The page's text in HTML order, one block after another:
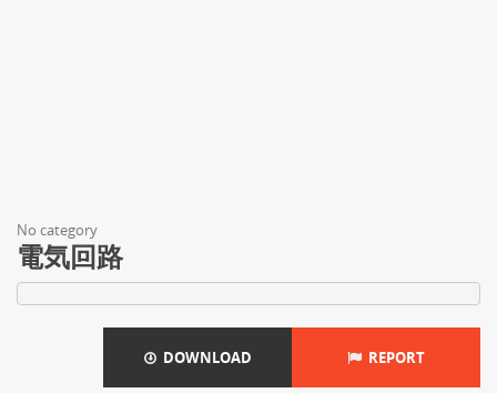
No category
電気回路
DOWNLOAD REPORT